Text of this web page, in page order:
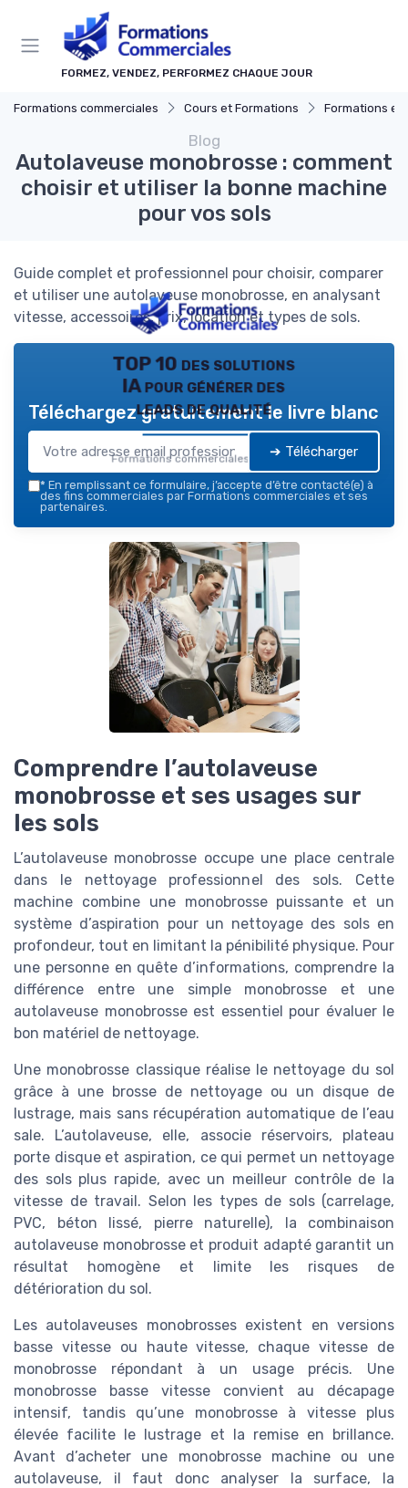
FORMEZ, VENDEZ, PERFORMEZ CHAQUE JOUR
Formations commerciales Cours et Formations Formations en
Blog
Autolaveuse monobrosse : comment
choisir et utiliser la bonne machine
pour vos sols
Guide complet et professionnel pour choisir, comparer
et utiliser une autolaveuse monobrosse, en analysant
vitesse, accessoires, prix, location et types de sols.
TOP 10 des solutions
IA pour générer des
leads de qualité
Formations commerciales — 2026
Téléchargez gratuitement le livre blanc
➔ Télécharger
* En remplissant ce formulaire, j’accepte d’être contacté(e) à
des fins commerciales par Formations commerciales et ses
partenaires.
Comprendre l’autolaveuse
monobrosse et ses usages sur
les sols
L’autolaveuse monobrosse occupe une place centrale
dans le nettoyage professionnel des sols. Cette
machine combine une monobrosse puissante et un
système d’aspiration pour un nettoyage des sols en
profondeur, tout en limitant la pénibilité physique. Pour
une personne en quête d’informations, comprendre la
différence entre une simple monobrosse et une
autolaveuse monobrosse est essentiel pour évaluer le
bon matériel de nettoyage.
Une monobrosse classique réalise le nettoyage du sol
grâce à une brosse de nettoyage ou un disque de
lustrage, mais sans récupération automatique de l’eau
sale. L’autolaveuse, elle, associe réservoirs, plateau
porte disque et aspiration, ce qui permet un nettoyage
des sols plus rapide, avec un meilleur contrôle de la
vitesse de travail. Selon les types de sols (carrelage,
PVC, béton lissé, pierre naturelle), la combinaison
autolaveuse monobrosse et produit adapté garantit un
résultat homogène et limite les risques de
détérioration du sol.
Les autolaveuses monobrosses existent en versions
basse vitesse ou haute vitesse, chaque vitesse de
monobrosse répondant à un usage précis. Une
monobrosse basse vitesse convient au décapage
intensif, tandis qu’une monobrosse à vitesse plus
élevée facilite le lustrage et la remise en brillance.
Avant d’acheter une monobrosse machine ou une
autolaveuse, il faut donc analyser la surface, la
Panneau de gestion des cookies